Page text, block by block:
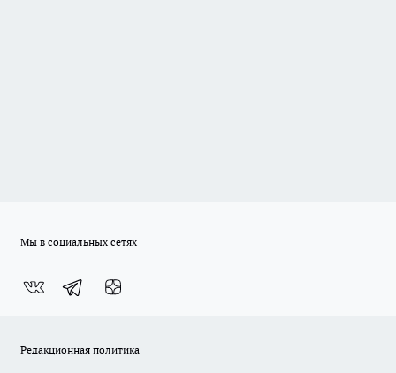
Мы в социальных сетях
Редакционная политика